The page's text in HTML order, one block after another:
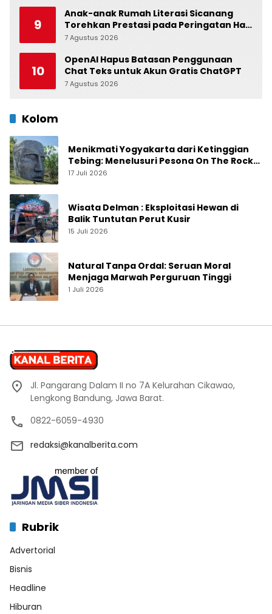
9
Anak-anak Rumah Literasi Sicanang
Torehkan Prestasi pada Peringatan Hari
Anak Nasional di Kecamatan Medan
7 Agustus 2026
10
OpenAI Hapus Batasan Penggunaan
Chat Teks untuk Akun Gratis ChatGPT
7 Agustus 2026
Kolom
Menikmati Yogyakarta dari Ketinggian
Tebing: Menelusuri Pesona On The Rock
Jogja yang Sedang Naik Daun
17 Juli 2026
Wisata Delman : Eksploitasi Hewan di
Balik Tuntutan Perut Kusir
15 Juli 2026
Natural Tanpa Ordal: Seruan Moral
Menjaga Marwah Perguruan Tinggi
1 Juli 2026
Jl. Pangarang Dalam II no 7A Kelurahan Cikawao,
Lengkong Bandung, Jawa Barat.
0822-6059-4930
redaksi@kanalberita.com
Rubrik
Advertorial
Bisnis
Headline
Hiburan